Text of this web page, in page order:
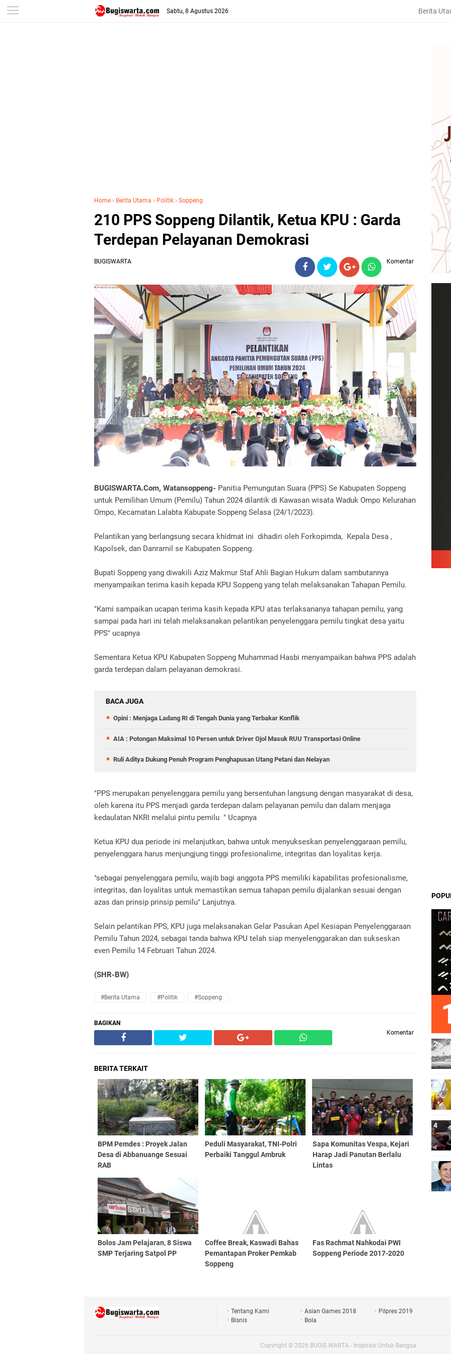
-->
Sabtu, 8 Agustus 2026 Berita
Home › Berita Utama › Politik › Soppeng
210 PPS Soppeng Dilantik, Ketua KPU : Garda
Terdepan Pelayanan Demokrasi
BUGISWARTA Komentar
BUGISWARTA.Com, Watansoppeng- Panitia Pemungutan Suara (PPS) Se Kabupaten Soppeng
untuk Pemilihan Umum (Pemilu) Tahun 2024 dilantik di Kawasan wisata Waduk Ompo Kelurahan
Ompo, Kecamatan Lalabta Kabupate Soppeng Selasa (24/1/2023).
Pelantikan yang berlangsung secara khidmat ini dihadiri oleh Forkopimda, Kepala Desa ,
Kapolsek, dan Danramil se Kabupaten Soppeng.
Bupati Soppeng yang diwakili Aziz Makmur Staf Ahli Bagian Hukum dalam sambutannya
menyampaikan terima kasih kepada KPU Soppeng yang telah melaksanakan Tahapan Pemilu.
"Kami sampaikan ucapan terima kasih kepada KPU atas terlaksananya tahapan pemilu, yang
sampai pada hari ini telah melaksanakan pelantikan penyelenggara pemilu tingkat desa yaitu
PPS" ucapnya
Sementara Ketua KPU Kabupaten Soppeng Muhammad Hasbi menyampaikan bahwa PPS adalah
garda terdepan dalam pelayanan demokrasi.
BACA JUGA
Opini : Menjaga Ladang RI di Tengah Dunia yang Terbakar Konflik
AIA : Potongan Maksimal 10 Persen untuk Driver Ojol Masuk RUU Transportasi Online
Ruli Aditya Dukung Penuh Program Penghapusan Utang Petani dan Nelayan
"PPS merupakan penyelenggara pemilu yang bersentuhan langsung dengan masyarakat di desa,
oleh karena itu PPS menjadi garda terdepan dalam pelayanan pemilu dan dalam menjaga
kedaulatan NKRI melalui pintu pemilu " Ucapnya
Ketua KPU dua periode ini melanjutkan, bahwa untuk menyukseskan penyelenggaraan pemilu,
penyelenggara harus menjungjung tinggi profesionalime, integritas dan loyalitas kerja.
"sebagai penyelenggara pemilu, wajib bagi anggota PPS memiliki kapabilitas profesionalisme,
integritas, dan loyalitas untuk memastikan semua tahapan pemilu dijalankan sesuai dengan
azas dan prinsip prinsip pemilu" Lanjutnya.
Selain pelantikan PPS, KPU juga melaksanakan Gelar Pasukan Apel Kesiapan Penyelenggaraan
Pemilu Tahun 2024, sebagai tanda bahwa KPU telah siap menyelenggarakan dan sukseskan
even Pemilu 14 Februari Tahun 2024.
(SHR-BW)
#Berita Utama #Politik #Soppeng
BAGIKAN
Komentar
BERITA TERKAIT
BPM Pemdes : Proyek Jalan
Desa di Abbanuange Sesuai
RAB
Peduli Masyarakat, TNI-Polri
Perbaiki Tanggul Ambruk
Sapa Komunitas Vespa, Kejari
Harap Jadi Panutan Berlalu
Lintas
Bolos Jam Pelajaran, 8 Siswa
SMP Terjaring Satpol PP
Coffee Break, Kaswadi Bahas
Pemantapan Proker Pemkab
Soppeng
Fas Rachmat Nahkodai PWI
Soppeng Periode 2017-2020
Tentang Kami Asian Games 2018
Pilpres 2019
Bisnis
Bola
Copyright © 2026 BUGIS WARTA - Inspirasi Untuk Bangsa